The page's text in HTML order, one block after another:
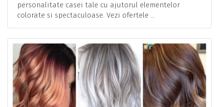
personalitate casei tale cu ajutorul elementelor
colorate si spectaculoase. Vezi ofertele ...